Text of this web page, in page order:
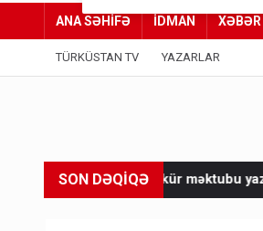
ANA SƏHİFƏ İDMAN XƏBƏR
TÜRKÜSTAN TV YAZARLAR
SON DƏQİQƏ
məktubu yazdı "Qarabağ"